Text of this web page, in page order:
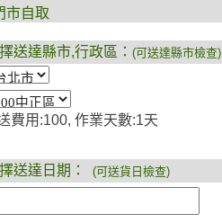
市自取
送達縣市,行政區： (可送達縣市檢查)
費用:100, 作業天數:1天
送達日期： (可送貨日檢查)